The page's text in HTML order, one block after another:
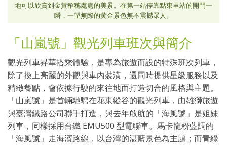
地可以欣賞到金黃稻穗處處的美景。在第一站停靠點東里站的開門一
瞬，一望無際的黃金景色無不震撼眾人。
「山嵐號」觀光列車班次與簡介
觀光列車昇華搭乘體驗，是專為旅遊而設的特殊班次列車，
除了換上亮麗的外觀與車內裝潢，還同時提供星級服務以及
精緻餐點，會依據行駛的來往地而打造切合的風格與主題。
「山嵐號」是首輛馳騁在花東縱谷的觀光列車，由雄獅旅遊
與臺灣鐵路公司聯手打造，與去年啟航的「海風號」是姐妹
列車，同樣採用台鐵 EMU500 型電聯車。馬卡龍粉藍調的
「海風號」走海濱路線，以台灣的湛藍景色為主題；而青綠